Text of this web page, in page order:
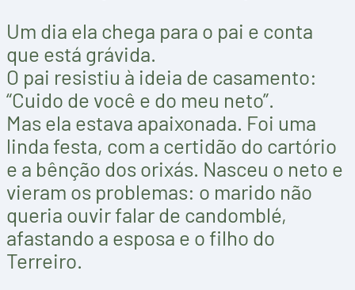
Um dia ela chega para o pai e conta
que está grávida.
O pai resistiu à ideia de casamento:
“Cuido de você e do meu neto”.
Mas ela estava apaixonada. Foi uma
linda festa, com a certidão do cartório
e a bênção dos orixás. Nasceu o neto e
vieram os problemas: o marido não
queria ouvir falar de candomblé,
afastando a esposa e o filho do
Terreiro.